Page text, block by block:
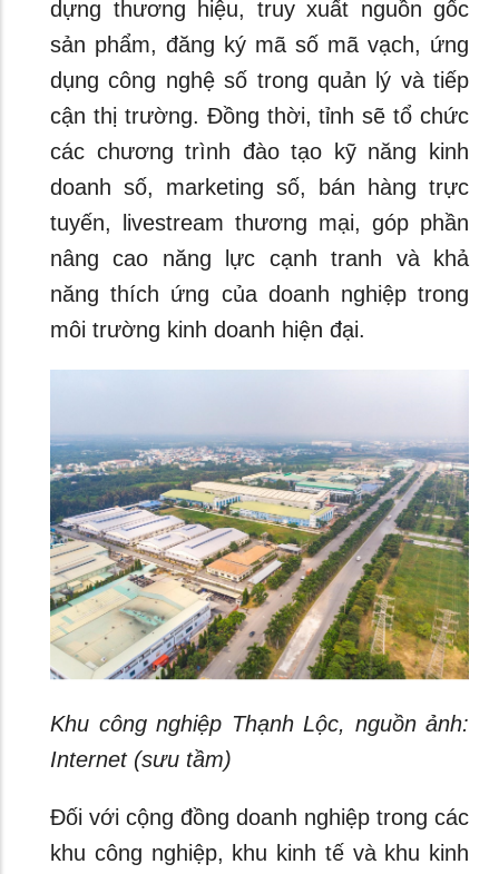
dựng thương hiệu, truy xuất nguồn gốc
sản phẩm, đăng ký mã số mã vạch, ứng
dụng công nghệ số trong quản lý và tiếp
cận thị trường. Đồng thời, tỉnh sẽ tổ chức
các chương trình đào tạo kỹ năng kinh
doanh số, marketing số, bán hàng trực
tuyến, livestream thương mại, góp phần
nâng cao năng lực cạnh tranh và khả
năng thích ứng của doanh nghiệp trong
môi trường kinh doanh hiện đại.
Khu công nghiệp Thạnh Lộc, nguồn ảnh:
Internet (sưu tầm)
Đối với cộng đồng doanh nghiệp trong các
khu công nghiệp, khu kinh tế và khu kinh